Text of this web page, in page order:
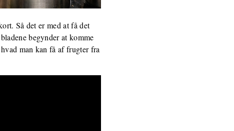
Så det er med at få det
begynder at komme
man kan få af frugter fra